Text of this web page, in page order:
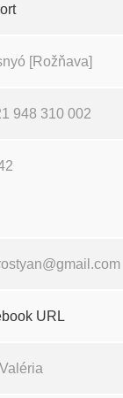
[Rožňava]
948 310 002
URL